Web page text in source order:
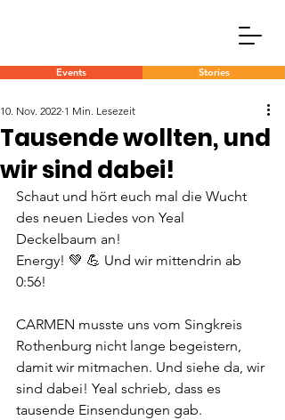
Events Stories
Tausende wollten, und
wir sind dabei!
10. Nov. 2022 1 Min. Lesezeit
Schaut und hört euch mal die Wucht
des neuen Liedes von Yeal
Deckelbaum an!
Energy! 💚 💪 Und wir mittendrin ab
0:56!
CARMEN musste uns vom Singkreis
Rothenburg nicht lange begeistern,
damit wir mitmachen. Und siehe da, wir
sind dabei! Yeal schrieb, dass es
tausende Einsendungen gab.